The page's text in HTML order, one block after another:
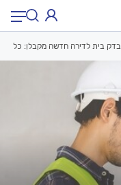
בדק בית לדירה חדשה מקבלן: כל